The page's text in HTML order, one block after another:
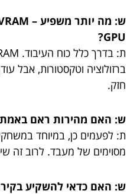
GPU?
חזק.
ש: האם מהירות ראם
ת: לפעמים כן, במיוחד
מסוימים של מעבד. לרוב זה
ש: האם כדאי להשקיע